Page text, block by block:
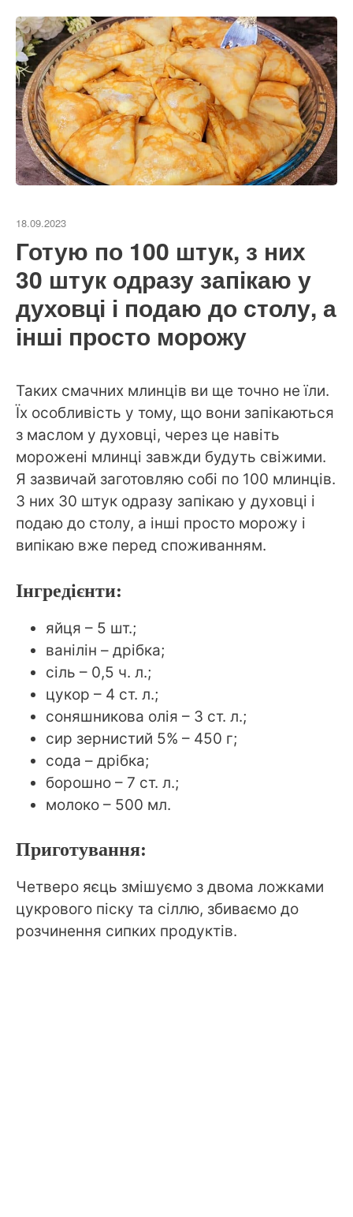
18.09.2023
Готую по 100 штук, з них
30 штук одразу запікаю у
духовці і подаю до столу, а
інші просто морожу
Таких смачних млинців ви ще точно не їли.
Їх особливість у тому, що вони запікаються
з маслом у духовці, через це навіть
морожені млинці завжди будуть свіжими.
Я зазвичай заготовляю собі по 100 млинців.
З них 30 штук одразу запікаю у духовці і
подаю до столу, а інші просто морожу і
випікаю вже перед споживанням.
Інгредієнти:
яйця – 5 шт.;
ванілін – дрібка;
сіль – 0,5 ч. л.;
цукор – 4 ст. л.;
соняшникова олія – 3 ст. л.;
сир зернистий 5% – 450 г;
сода – дрібка;
борошно – 7 ст. л.;
молоко – 500 мл.
Приготування:
Четверо яєць змішуємо з двома ложками
цукрового піску та сіллю, збиваємо до
розчинення сипких продуктів.